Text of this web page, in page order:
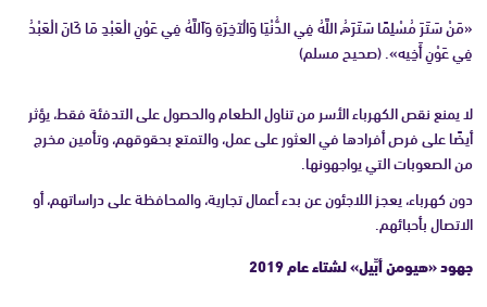
«مَنْ سَتَرَ مُسْلِمًا سَتَرَهُ اللَّهُ فِي الدُّنْيَا وَالْآخِرَةِ وَاَللَّهُ فِي عَوْنِ الْعَبْدِ مَا كَانَ الْعَبْدُ
فِي عَوْنِ أَخِيه». (صحيح مسلم)
لا يمنع نقص الكهرباء الأسر من تناول الطعام والحصول على التدفئة فقط، يؤثر
أيضًا على فرص أفرادها في العثور على عمل، والتمتع بحقوقهم، وتأمين مخرج
من الصعوبات التي يواجهونها.
دون كهرباء، يعجز اللاجئون عن بدء أعمال تجارية، والمحافظة على دراساتهم، أو
الاتصال بأحبائهم.
جهود «هيومن أبِّيل» لشتاء عام 2019